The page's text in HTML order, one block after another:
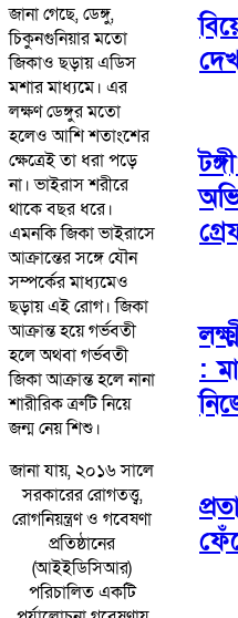
জানা গেছে, ডেঙ্গু,
চিকুনগুনিয়ার মতো
জিকাও ছড়ায় এডিস
মশার মাধ্যমে। এর
লক্ষণ ডেঙ্গুর মতো
হলেও আশি শতাংশের
ক্ষেত্রেই তা ধরা পড়ে
না। ভাইরাস শরীরে
থাকে বছর ধরে।
এমনকি জিকা ভাইরাসে
আক্রান্তের সঙ্গে যৌন
সম্পর্কের মাধ্যমেও
ছড়ায় এই রোগ। জিকা
আক্রান্ত হয়ে গর্ভবতী
হলে অথবা গর্ভবতী
জিকা আক্রান্ত হলে নানা
শারীরিক ত্রুটি নিয়ে
জন্ম নেয় শিশু।
জানা যায়, ২০১৬ সালে
সরকারের রোগতত্ত্ব,
রোগনিয়ন্ত্রণ ও গবেষণা
প্রতিষ্ঠানের
(আইইডিসিআর)
পরিচালিত একটি
: